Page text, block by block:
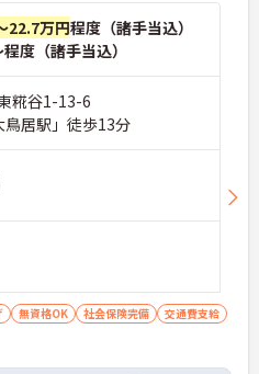
22.7万円程度（諸手当込）
度（諸手当込）
糀谷1-13-6
鳥居駅」徒歩13分
無資格OK 社会保険完備
交通費支給